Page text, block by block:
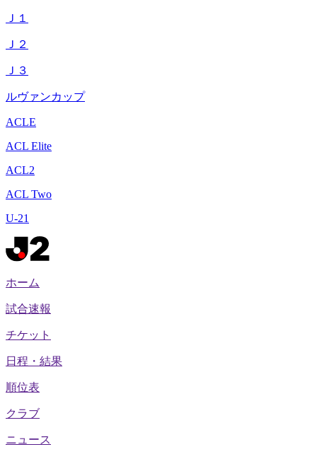
Ｊ１
Ｊ２
Ｊ３
ルヴァンカップ
ACLE
ACL Elite
ACL2
ACL Two
U-21
ホーム
試合速報
チケット
日程・結果
順位表
クラブ
ニュース